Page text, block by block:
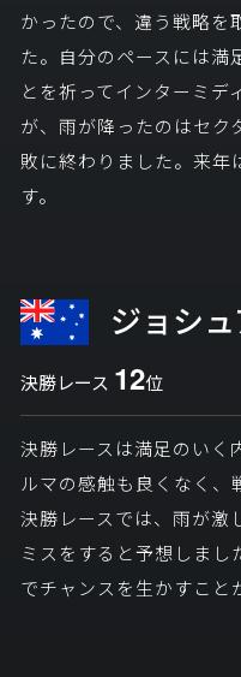
かったので、違う戦略を
た。自分のペースには満
とを祈ってインターミデ
が、雨が降ったのはセク
敗に終わりました。来年
す。
ジョシ
決勝レース 12位
決勝レースは満足のいく
ルマの感触も良くなく、
決勝レースでは、雨が激
ミスをすると予想しまし
でチャンスを生かすこと